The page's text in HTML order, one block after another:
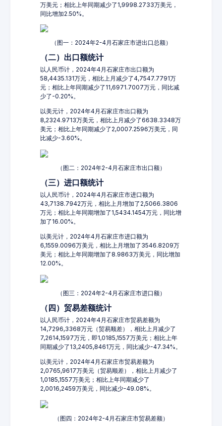
万美元；相比上年同期减少了1,9998.2733万美元，
同比增加2.50%。
（图一：2024年2-4月石家庄市进出口总额）
（二）出口额统计
以人民币计，2024年4月石家庄市出口额为
58,4435.131万元，相比上月减少了4,7547.7791万
元；相比上年同期减少了11,6971.7007万元，同比减
少了-0.20%。
以美元计，2024年4月石家庄市出口额为
8,2324.9713万美元，相比上月减少了6638.3348万
美元；相比上年同期减少了2,0007.2596万美元，同
比减少-3.60%。
（图二：2024年2-4月石家庄市出口额）
（三）进口额统计
以人民币计，2024年4月石家庄市进口额为
43,7138.7942万元，相比上月增加了2,5066.3806
万元；相比上年同期增加了1,5434.1454万元，同比增
加了16.00%。
以美元计，2024年4月石家庄市进口额为
6,1559.0096万美元，相比上月增加了3546.8209万
美元；相比上年同期增加了8.9863万美元，同比增加
12.00%。
（图三：2024年2-4月石家庄市进口额）
（四）贸易差额统计
以人民币计，2024年4月石家庄市贸易差额为
14,7296,3368万元（贸易顺差），相比上月减少了
7,2614,1597万元，即1,0185,1557万美元；相比上年
同期减少了13,2405,8461万元，同比减少-47.34%。
以美元计，2024年4月石家庄市贸易差额为
2,0765,9617万美元（贸易顺差），相比上月减少了
1,0185,1557万美元；相比上年同期减少了
2,0016,2459万美元，同比减少-49.08%。
（图四：2024年2-4月石家庄市贸易差额）